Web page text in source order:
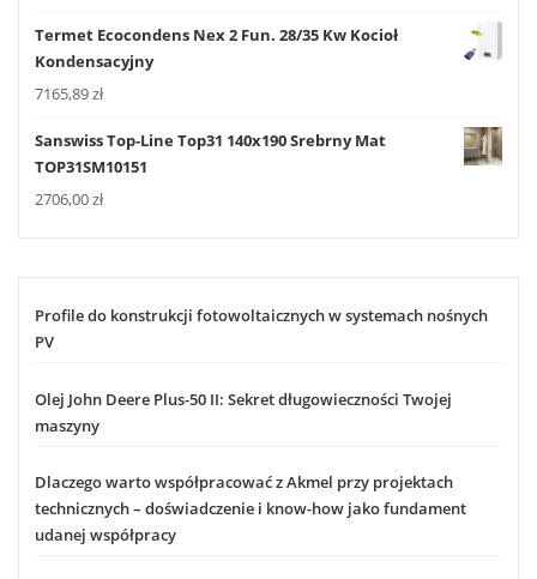
Termet Ecocondens Nex 2 Fun. 28/35 Kw Kocioł
Kondensacyjny
7165,89zł
Sanswiss Top-Line Top31 140x190 Srebrny Mat
TOP31SM10151
2706,00zł
Profile do konstrukcji fotowoltaicznych w systemach nośnych
PV
Olej John Deere Plus-50 II: Sekret długowieczności Twojej
maszyny
Dlaczego warto współpracować z Akmel przy projektach
technicznych – doświadczenie i know-how jako fundament
udanej współpracy